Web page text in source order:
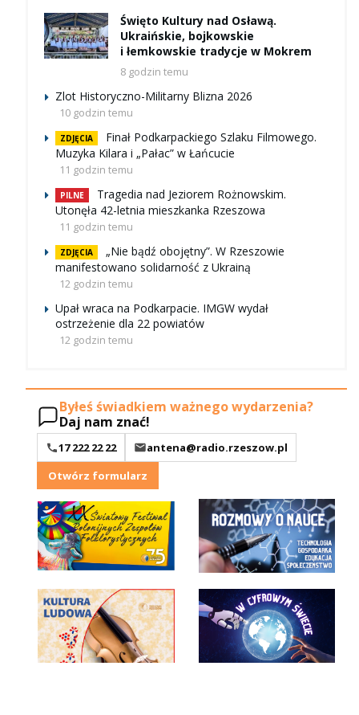
Święto Kultury nad Osławą.
Ukraińskie, bojkowskie
i łemkowskie tradycje w Mokrem
8 godzin temu
Zlot Historyczno-Militarny Blizna 2026
10 godzin temu
ZDJĘCIA
Finał Podkarpackiego Szlaku Filmowego.
Muzyka Kilara i „Pałac” w Łańcucie
11 godzin temu
PILNE
Tragedia nad Jeziorem Rożnowskim.
Utonęła 42-letnia mieszkanka Rzeszowa
11 godzin temu
ZDJĘCIA
„Nie bądź obojętny”. W Rzeszowie
manifestowano solidarność z Ukrainą
12 godzin temu
Upał wraca na Podkarpacie. IMGW wydał
ostrzeżenie dla 22 powiatów
12 godzin temu
Byłeś świadkiem ważnego wydarzenia?
Daj nam znać!
17 222 22 22
antena@radio.rzeszow.pl
Otwórz formularz